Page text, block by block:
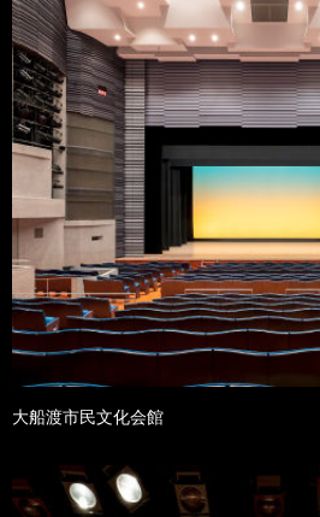
大船渡市民文化会館